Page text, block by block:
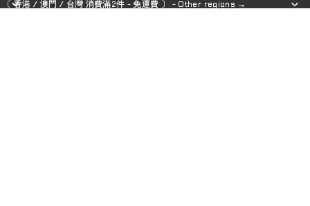
〔 香港 / 澳門 / 台灣 消費滿2件 - 免運費 〕 - Other regions →
〔 香港 / 澳門 / 台灣 消費滿2件 - 免運費 〕 - Other regions →